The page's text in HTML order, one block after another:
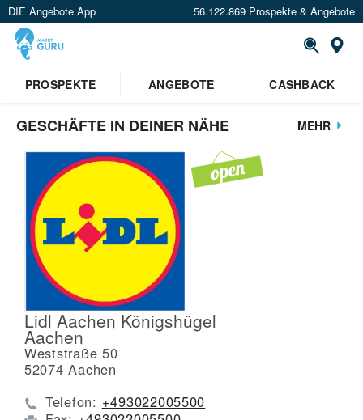
DIE Angebote App 56.122.869 Prospekte & Angebote
PROSPEKTE
ANGEBOTE CASHBACK
GESCHÄFTE IN DEINER NÄHE MEHR
Lidl Aachen Königshügel
Aachen
Weststraße 50
52074 Aachen
Telefon: +493022005500